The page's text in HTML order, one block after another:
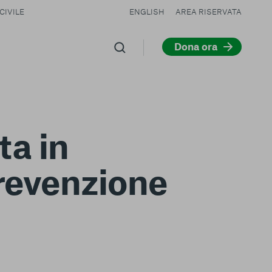
Dona ora
ENGLISH AREA RISERVATA
in